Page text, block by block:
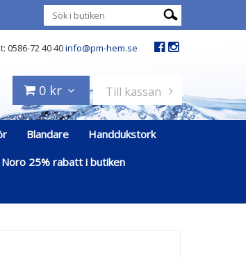
0586-72 40 40info@pm-hem.se
0 kr Till kassan
Blandare
Handdukstork
Noro 25% rabatt i butiken